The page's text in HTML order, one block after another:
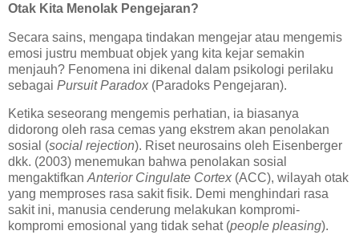
Otak Kita Menolak Pengejaran?
Secara sains, mengapa tindakan mengejar atau mengemis
emosi justru membuat objek yang kita kejar semakin
menjauh? Fenomena ini dikenal dalam psikologi perilaku
sebagai Pursuit Paradox (Paradoks Pengejaran).
Ketika seseorang mengemis perhatian, ia biasanya
didorong oleh rasa cemas yang ekstrem akan penolakan
sosial (social rejection). Riset neurosains oleh Eisenberger
dkk. (2003) menemukan bahwa penolakan sosial
mengaktifkan Anterior Cingulate Cortex (ACC), wilayah otak
yang memproses rasa sakit fisik. Demi menghindari rasa
sakit ini, manusia cenderung melakukan kompromi-
kompromi emosional yang tidak sehat (people pleasing).